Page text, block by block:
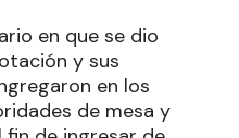
en que se dio
y sus
en los
de mesa y